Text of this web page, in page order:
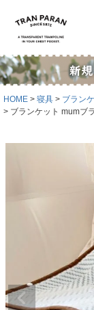
HOME 寝具 ブラン
ブランケット mumブ